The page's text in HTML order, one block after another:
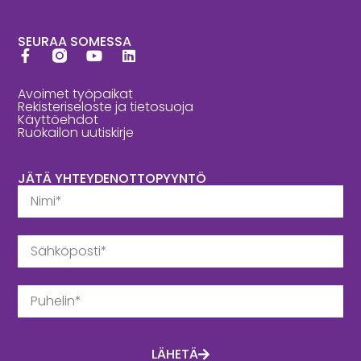
SEURAA SOMESSA
Avoimet työpaikat
Rekisteriseloste ja tietosuoja
Käyttöehdot
Ruokailon uutiskirje
JÄTÄ YHTEYDENOTTOPYYNTÖ
LÄHETÄ